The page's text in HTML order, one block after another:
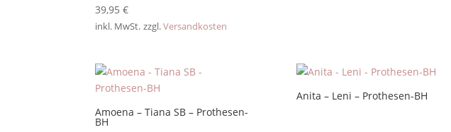
39,95€
inkl. MwSt. zzgl.Versandkosten
Amoena – Tiana SB – Prothesen-
BH
Anita – Leni – Prothesen-BH